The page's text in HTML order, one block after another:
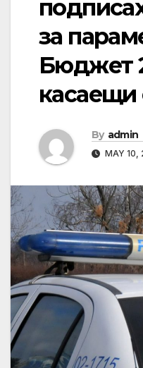
за
Бюджет
By admin
MAY 10,